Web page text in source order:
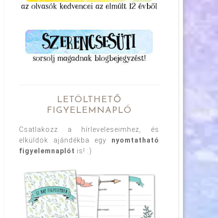
LETÖLTHETŐ
FIGYELEMNAPLÓ
Csatlakozz a hírleveleseimhez, és
elküldök ajándékba egy nyomtatható
figyelemnaplót is! :)